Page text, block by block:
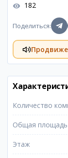
182
Поделиться:
Количество
Общая площадь
Этаж